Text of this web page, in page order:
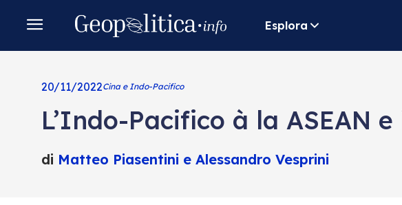
Esplora
20/11/2022Cina e Indo-Pacifico
L’Indo-Pacifico à la ASEAN
di Matteo Piasentini e Alessandro Vesprini